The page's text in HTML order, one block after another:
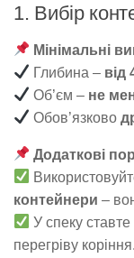
1. Вибір
Мінімальні
Глибина – від
Об’єм – не
Обов’язково
Додаткові
контейнери –
У спеку
перегріву коріння.